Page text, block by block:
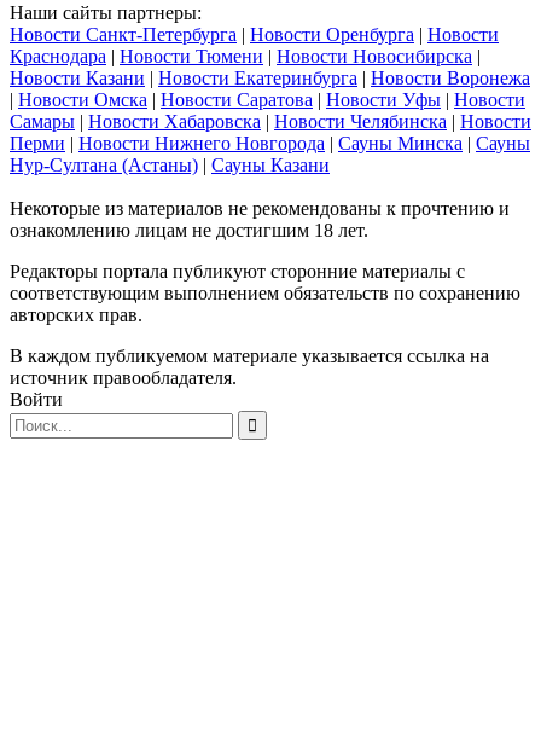
Наши сайты партнеры:
Новости Санкт-Петербурга | Новости Оренбурга | Новости
Краснодара | Новости Тюмени | Новости Новосибирска |
Новости Казани | Новости Екатеринбурга | Новости Воронежа
| Новости Омска | Новости Саратова | Новости Уфы | Новости
Самары | Новости Хабаровска | Новости Челябинска | Новости
Перми | Новости Нижнего Новгорода | Сауны Минска | Сауны
Нур-Султана (Астаны) | Сауны Казани
Некоторые из материалов не рекомендованы к прочтению и
ознакомлению лицам не достигшим 18 лет.
Редакторы портала публикуют сторонние материалы с
соответствующим выполнением обязательств по сохранению
авторских прав.
В каждом публикуемом материале указывается ссылка на
источник правообладателя.
Войти